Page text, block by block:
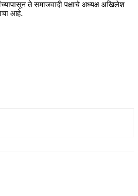
ते समाजवादी पक्षाचे अध्यक्ष अखिलेश
आहे.